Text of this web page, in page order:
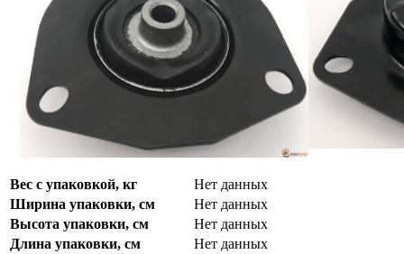
Вес с упаковкой, кг
Нет данных
Ширина упаковки, см
Нет данных
Высота упаковки, см
Нет данных
Длина упаковки, см
Нет данных